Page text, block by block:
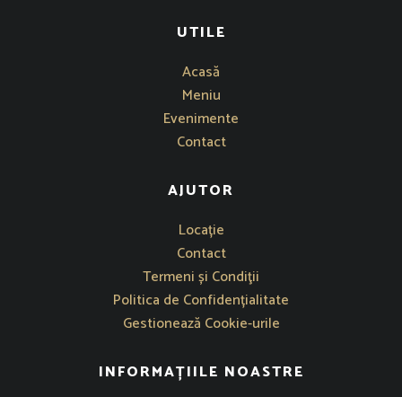
UTILE
Acasă
Meniu
Evenimente
Contact
AJUTOR
Se deschide într-o fereastră nouă
Locație
Contact
Termeni și Condiţii
Politica de Confidențialitate
Gestionează Cookie-urile
INFORMAȚIILE NOASTRE